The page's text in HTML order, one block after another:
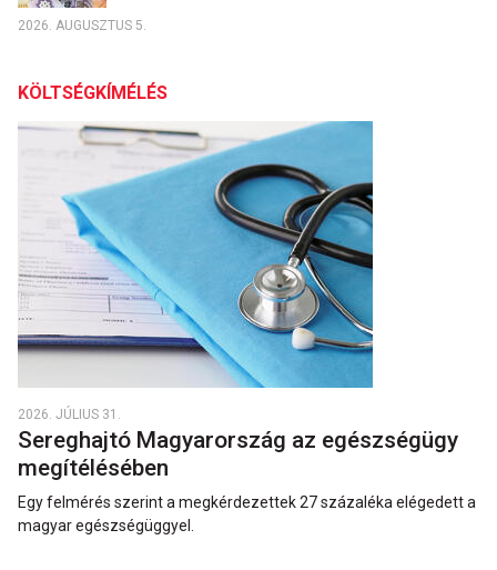
2026. AUGUSZTUS 5.
KÖLTSÉGKÍMÉLÉS
2026. JÚLIUS 31.
Sereghajtó Magyarország az egészségügy
megítélésében
Egy felmérés szerint a megkérdezettek 27 százaléka elégedett a
magyar egészségüggyel.